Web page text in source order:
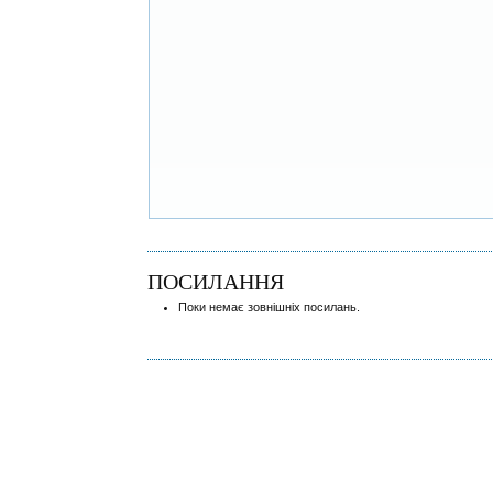
ПОСИЛАННЯ
Поки немає зовнішніх посилань.